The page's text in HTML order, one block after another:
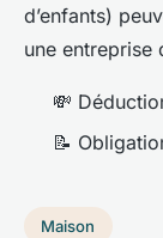
d’enfants)
une entreprise
💸
📝
Maison